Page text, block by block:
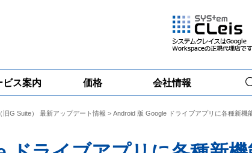
コラム
ビス案内
Google
Google
Google
価格 会社情報
旧G Suite） 最新アップデート情報 > Android 版 Google ドライブアプリに各種新機